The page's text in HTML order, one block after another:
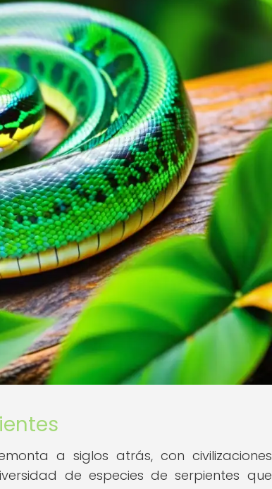
a siglos atrás, con civilizaciones
de especies de serpientes que